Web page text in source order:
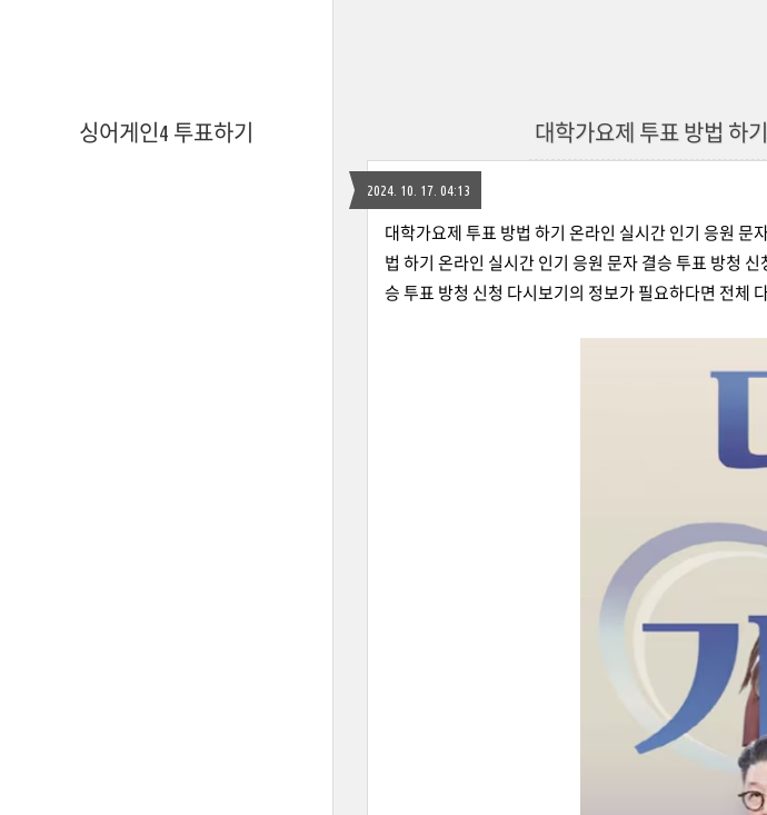
싱어게인4 투표하기 대학가요제 투표 방법 하
2024. 10. 17. 04:13
대학가요제 투표 방법 하기 온라인 실시간 인기 응원 문
법 하기 온라인 실시간 인기 응원 문자 결승 투표 방청
승 투표 방청 신청 다시보기의 정보가 필요하다면 전체